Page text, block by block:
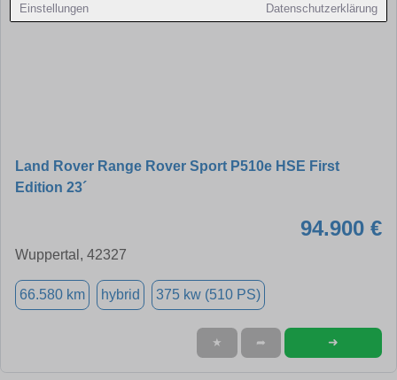
Einstellungen Datenschutzerklärung
Land Rover Range Rover Sport P510e HSE First
Edition 23´
94.900 €
Wuppertal, 42327
66.580 km hybrid 375 kw (510 PS)
★ ➦ ➜